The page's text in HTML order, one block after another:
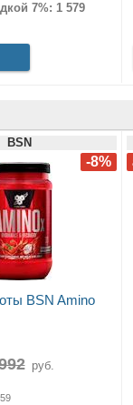
7%: 1 579
BSN
BSN Amino
руб.
59